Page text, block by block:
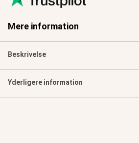
Mere information
Beskrivelse
Yderligere information